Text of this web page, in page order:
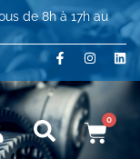
de 8h à 17h au
0